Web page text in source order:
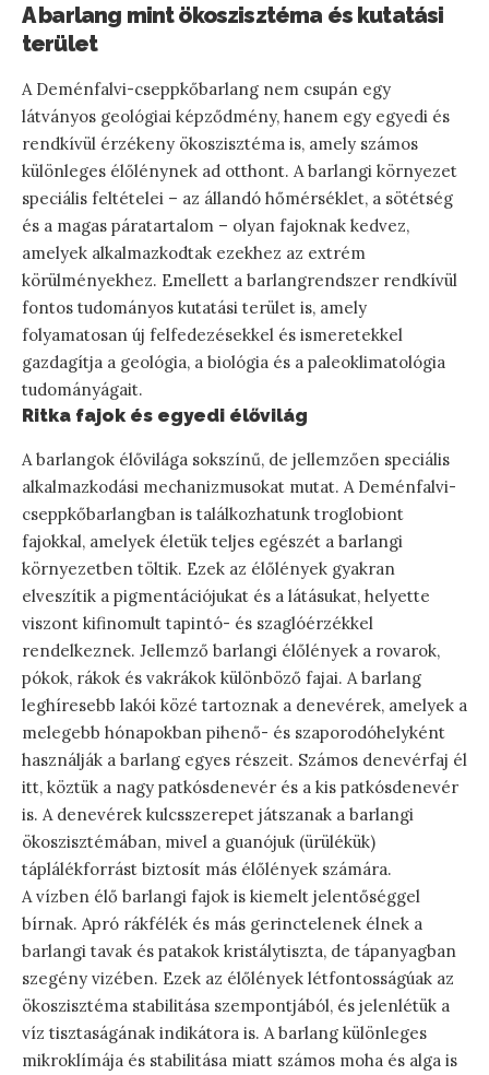
A barlang mint ökoszisztéma és kutatási
terület
A Deménfalvi-cseppkőbarlang nem csupán egy
látványos geológiai képződmény, hanem egy egyedi és
rendkívül érzékeny ökoszisztéma is, amely számos
különleges élőlénynek ad otthont. A barlangi környezet
speciális feltételei – az állandó hőmérséklet, a sötétség
és a magas páratartalom – olyan fajoknak kedvez,
amelyek alkalmazkodtak ezekhez az extrém
körülményekhez. Emellett a barlangrendszer rendkívül
fontos tudományos kutatási terület is, amely
folyamatosan új felfedezésekkel és ismeretekkel
gazdagítja a geológia, a biológia és a paleoklimatológia
tudományágait.
Ritka fajok és egyedi élővilág
A barlangok élővilága sokszínű, de jellemzően speciális
alkalmazkodási mechanizmusokat mutat. A Deménfalvi-
cseppkőbarlangban is találkozhatunk troglobiont
fajokkal, amelyek életük teljes egészét a barlangi
környezetben töltik. Ezek az élőlények gyakran
elveszítik a pigmentációjukat és a látásukat, helyette
viszont kifinomult tapintó- és szaglóérzékkel
rendelkeznek. Jellemző barlangi élőlények a rovarok,
pókok, rákok és vakrákok különböző fajai. A barlang
leghíresebb lakói közé tartoznak a denevérek, amelyek a
melegebb hónapokban pihenő- és szaporodóhelyként
használják a barlang egyes részeit. Számos denevérfaj él
itt, köztük a nagy patkósdenevér és a kis patkósdenevér
is. A denevérek kulcsszerepet játszanak a barlangi
ökoszisztémában, mivel a guanójuk (ürülékük)
táplálékforrást biztosít más élőlények számára.
A vízben élő barlangi fajok is kiemelt jelentőséggel
bírnak. Apró rákfélék és más gerinctelenek élnek a
barlangi tavak és patakok kristálytiszta, de tápanyagban
szegény vizében. Ezek az élőlények létfontosságúak az
ökoszisztéma stabilitása szempontjából, és jelenlétük a
víz tisztaságának indikátora is. A barlang különleges
mikroklímája és stabilitása miatt számos moha és alga is